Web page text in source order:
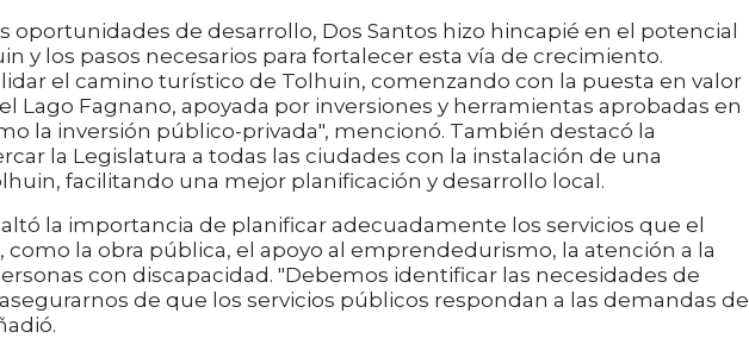
oportunidades de desarrollo, Dos Santos hizo hincapié en el potencial
y los pasos necesarios para fortalecer esta vía de crecimiento.
el camino turístico de Tolhuin, comenzando con la puesta en valor
Lago Fagnano, apoyada por inversiones y herramientas aprobadas en
la inversión público-privada", mencionó. También destacó la
la Legislatura a todas las ciudades con la instalación de una
facilitando una mejor planificación y desarrollo local.
la importancia de planificar adecuadamente los servicios que el
la obra pública, el apoyo al emprendedurismo, la atención a la
con discapacidad. "Debemos identificar las necesidades de
de que los servicios públicos respondan a las demandas de